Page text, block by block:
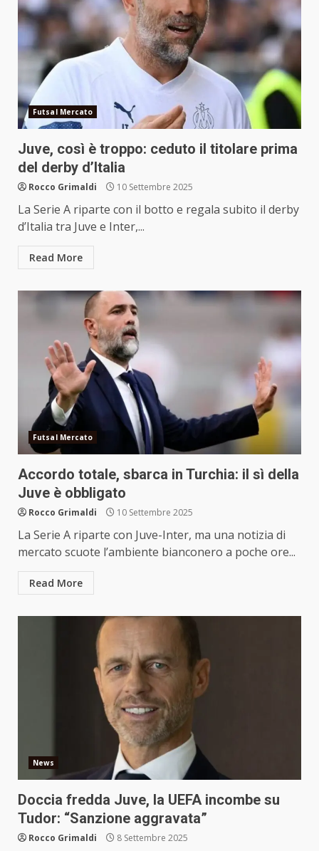
Futsal Mercato
Juve, così è troppo: ceduto il titolare prima
del derby d’Italia
Rocco Grimaldi 10 Settembre 2025
La Serie A riparte con il botto e regala subito il derby
d’Italia tra Juve e Inter,...
Read More
Futsal Mercato
Accordo totale, sbarca in Turchia: il sì della
Juve è obbligato
Rocco Grimaldi 10 Settembre 2025
La Serie A riparte con Juve-Inter, ma una notizia di
mercato scuote l’ambiente bianconero a poche ore...
Read More
News
Doccia fredda Juve, la UEFA incombe su
Tudor: “Sanzione aggravata”
Rocco Grimaldi 8 Settembre 2025